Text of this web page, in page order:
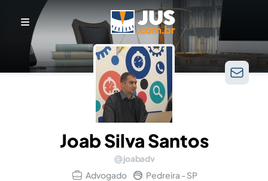
Joab Silva Santos
joabadv
Advogado
Pedreira - SP